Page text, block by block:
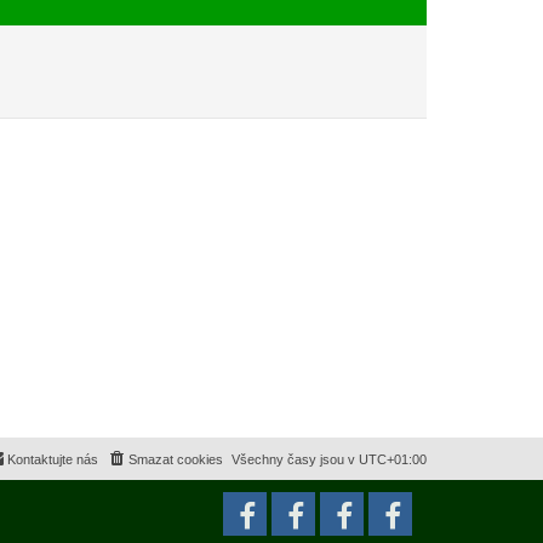
Všechny časy jsou v UTC+01:00
Smazat cookies
Kontaktujte nás